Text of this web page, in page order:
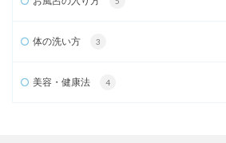
体の洗い方 3
美容・健康法 4